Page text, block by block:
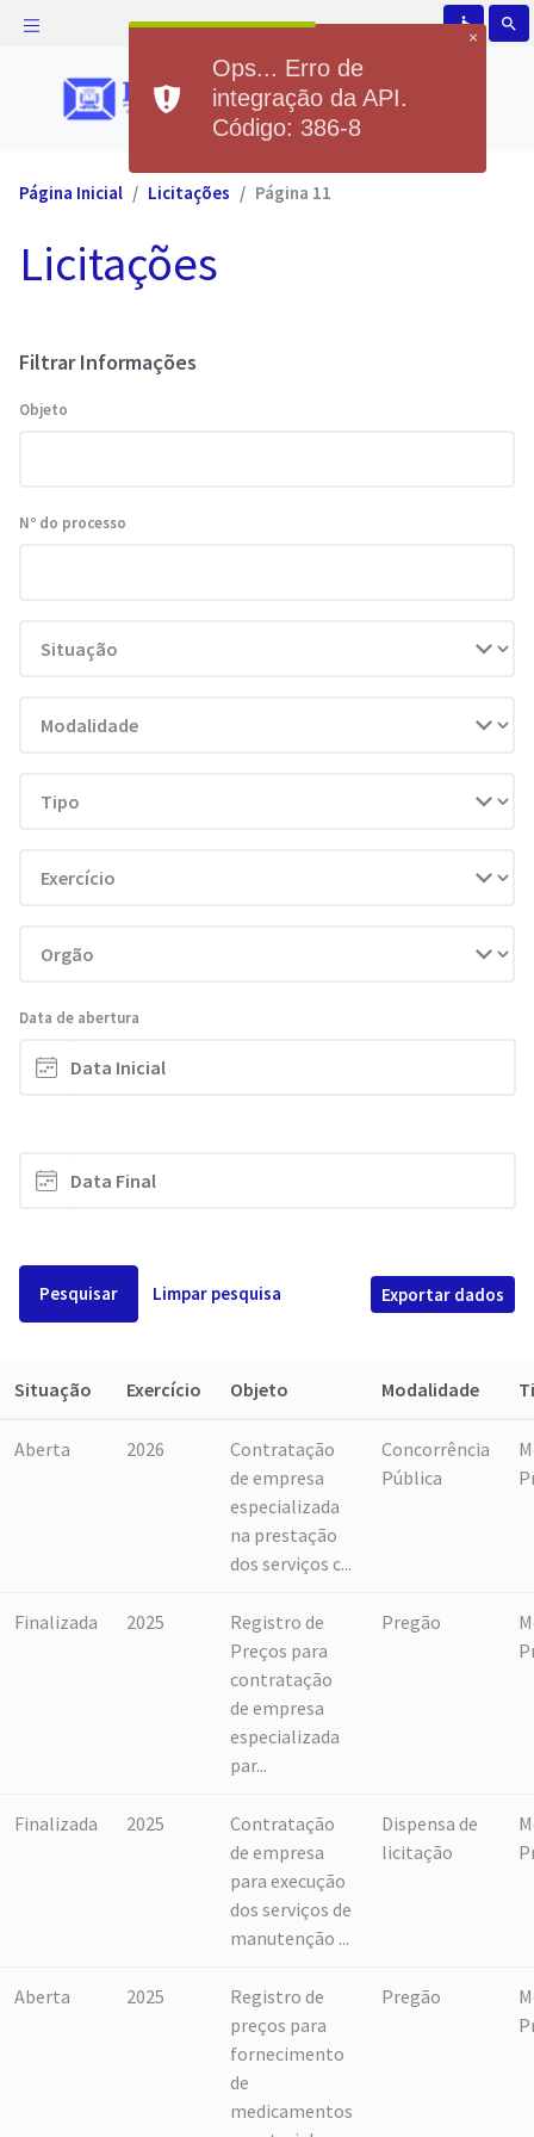
accessible search
Página Inicial Licitações Página 11
Licitações
Filtrar Informações
Objeto
Nº do processo
Data de abertura
Pesquisar Limpar pesquisa Exportar dados
Situação Exercício Objeto Modalidade
Aberta 2026
Contratação
de empresa
especializada
na prestação
dos serviços c...
Concorrência
Pública
Finalizada 2025
Registro de
Preços para
contratação
de empresa
especializada
par...
Pregão
Finalizada 2025
Contratação
de empresa
para execução
dos serviços de
manutenção ...
Dispensa de
licitação
Aberta 2025
Registro de
preços para
fornecimento
de
medicamentos
Pregão
×
Ops... Erro de
integração da API.
Código: 386-8